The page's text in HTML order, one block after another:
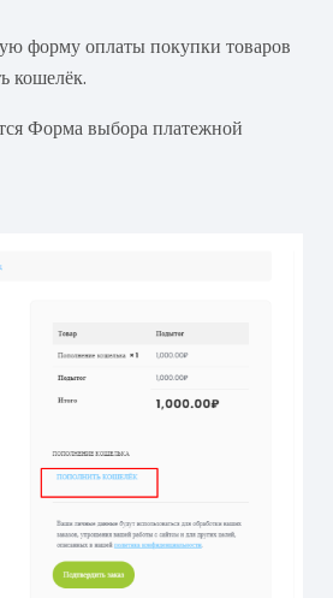
форму оплаты покупки товаров
кошелёк.
Форма выбора платежной